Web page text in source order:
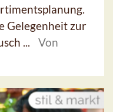
Gelegenheit zur
...
Von